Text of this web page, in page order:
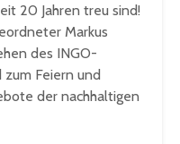
20 Jahren treu sind!
Markus
des INGO-
Feiern und
der nachhaltigen